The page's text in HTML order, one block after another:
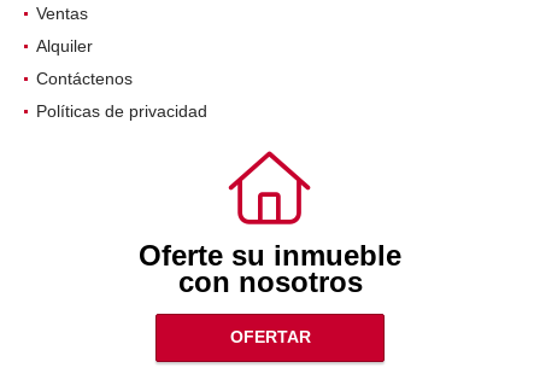
Ventas
Alquiler
Contáctenos
Políticas de privacidad
Oferte su inmueble
con nosotros
OFERTAR